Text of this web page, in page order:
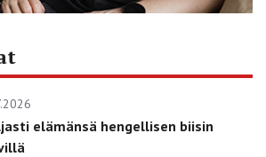
elämänsä hengellisen biisin